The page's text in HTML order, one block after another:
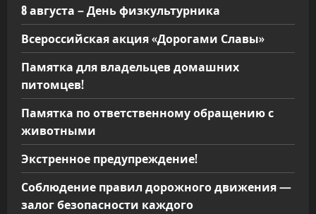
8 августа – День физкультурника
Всероссийская акция «Дорогами Славы»
Памятка для владельцев домашних
питомцев!
Памятка по ответственному обращению с
животными
Экстренное предупреждение!
Соблюдение правил дорожного движения —
залог безопасности каждого